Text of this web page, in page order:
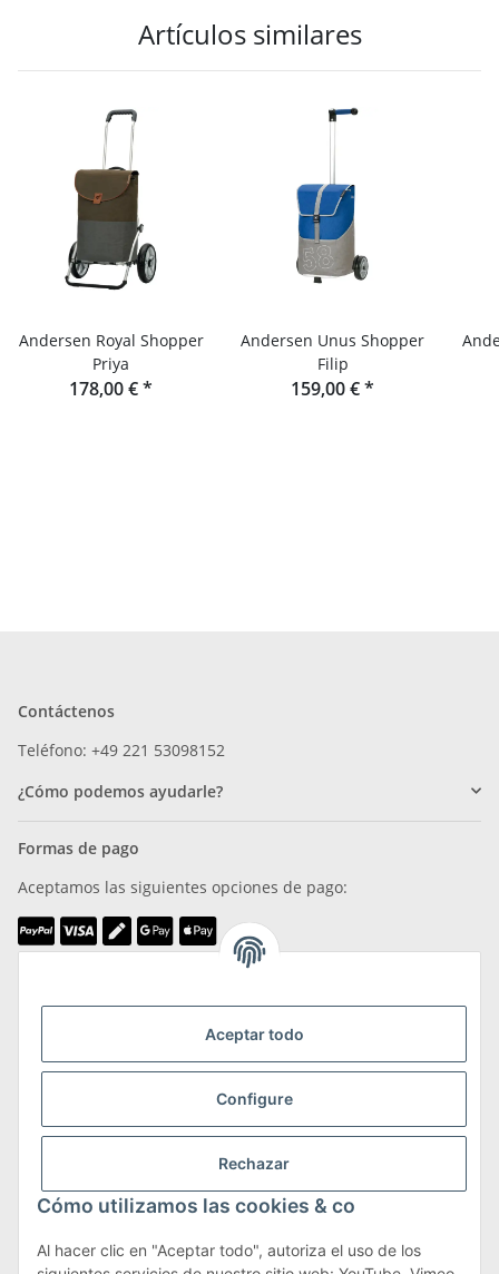
Aceptar todo
Configure
Rechazar
Cómo utilizamos las cookies & co
Al hacer clic en "Aceptar todo", autoriza el uso de los
Artículos similares
Andersen Royal Shopper
Priya
178,00 €*
Andersen Unus Shopper
Filip
159,00 €*
Contáctenos
Teléfono: +49 221 53098152
¿Cómo podemos ayudarle?
Formas de pago
Aceptamos las siguientes opciones de pago:
Somos miembros de
Más información sobre transporte y devoluciones